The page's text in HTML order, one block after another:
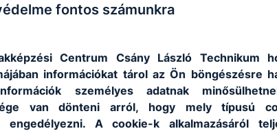
fontos számunkra
Centrum Csány László Technikum
információkat tárol az Ön böngészésre
személyes adatnak
van dönteni arról, hogy mely típusú
engedélyezni. A cookie-k alkalmazásáról